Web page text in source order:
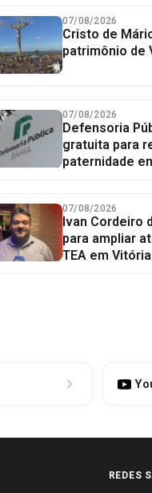
07/08/2026
Cristo de
patrimônio de
07/08/2026
Defensoria
gratuita para
paternidade
07/08/2026
Ivan Cordeiro
para ampliar
TEA em
REDES